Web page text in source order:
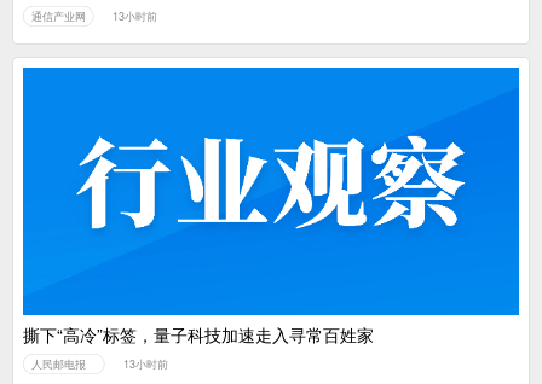
通信产业网 13小时前
撕下“高冷”标签，量子科技加速走入寻常百姓家
人民邮电报 13小时前